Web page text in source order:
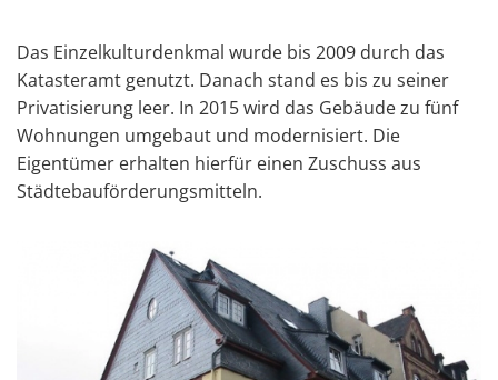
Das Einzelkulturdenkmal wurde bis 2009 durch das
Katasteramt genutzt. Danach stand es bis zu seiner
Privatisierung leer. In 2015 wird das Gebäude zu fünf
Wohnungen umgebaut und modernisiert. Die
Eigentümer erhalten hierfür einen Zuschuss aus
Städtebauförderungsmitteln.